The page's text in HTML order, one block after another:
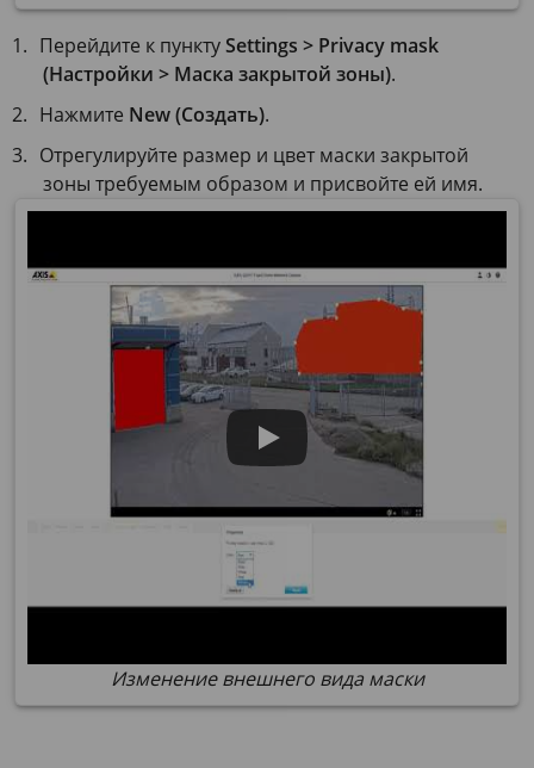
Перейдите к пунктуSettings > Privacy mask
(Настройки > Маска закрытой зоны).
Нажмите New (Создать).
Отрегулируйте размер и цвет маски закрытой
зоны требуемым образом и присвойте ей имя.
Изменение внешнего вида маски